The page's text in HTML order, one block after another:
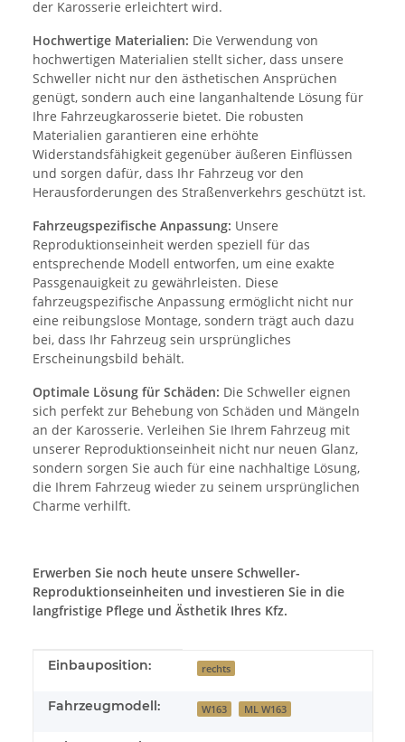
der Karosserie erleichtert wird.
Hochwertige Materialien: Die Verwendung von
hochwertigen Materialien stellt sicher, dass unsere
Schweller nicht nur den ästhetischen Ansprüchen
genügt, sondern auch eine langanhaltende Lösung für
Ihre Fahrzeugkarosserie bietet. Die robusten
Materialien garantieren eine erhöhte
Widerstandsfähigkeit gegenüber äußeren Einflüssen
und sorgen dafür, dass Ihr Fahrzeug vor den
Herausforderungen des Straßenverkehrs geschützt ist.
Fahrzeugspezifische Anpassung: Unsere
Reproduktionseinheit werden speziell für das
entsprechende Modell entworfen, um eine exakte
Passgenauigkeit zu gewährleisten. Diese
fahrzeugspezifische Anpassung ermöglicht nicht nur
eine reibungslose Montage, sondern trägt auch dazu
bei, dass Ihr Fahrzeug sein ursprüngliches
Erscheinungsbild behält.
Optimale Lösung für Schäden: Die Schweller eignen
sich perfekt zur Behebung von Schäden und Mängeln
an der Karosserie. Verleihen Sie Ihrem Fahrzeug mit
unserer Reproduktionseinheit nicht nur neuen Glanz,
sondern sorgen Sie auch für eine nachhaltige Lösung,
die Ihrem Fahrzeug wieder zu seinem ursprünglichen
Charme verhilft.
Erwerben Sie noch heute unsere Schweller-
Reproduktionseinheiten und investieren Sie in die
langfristige Pflege und Ästhetik Ihres Kfz.
Produkteigenschaft
Wert
Einbauposition: rechts
Fahrzeugmodell: W163 ML W163